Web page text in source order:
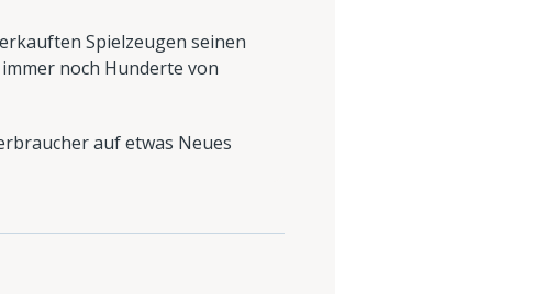
Spielzeugen seinen
noch Hunderte von
auf etwas Neues